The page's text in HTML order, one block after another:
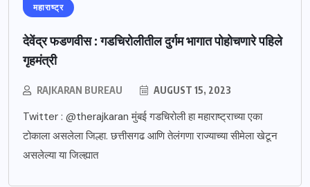
महाराष्ट्र
देवेंद्र फडणवीस : गडचिरोलीतील दुर्गम भागात पोहोचणारे पहिले
गृहमंत्री
RAJKARAN BUREAU AUGUST 15, 2023
Twitter : @therajkaran मुंबई गडचिरोली हा महाराष्ट्राच्या एका
टोकाला असलेला जिल्हा. छत्तीसगढ आणि तेलंगणा राज्याच्या सीमेला खेटून
असलेल्या या जिल्ह्यात